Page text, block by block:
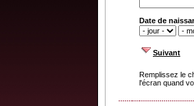
Date de
Suivant
Remplissez le
l'écran quand